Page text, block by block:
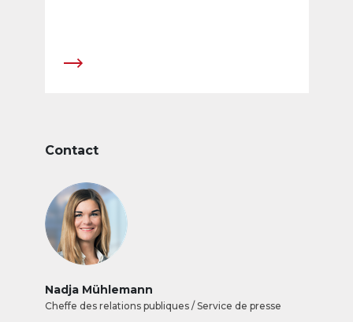
Contact
Nadja Mühlemann
Cheffe des relations publiques / Service de presse